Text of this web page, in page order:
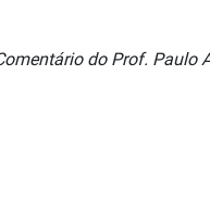
do Prof. Paulo